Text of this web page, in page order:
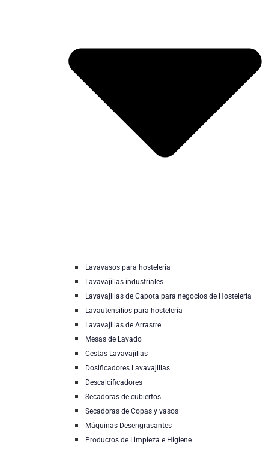
Lavavasos para hostelería
Lavavajillas industriales
Lavavajillas de Capota para negocios de Hostelería
Lavautensilios para hostelería
Lavavajillas de Arrastre
Mesas de Lavado
Cestas Lavavajillas
Dosificadores Lavavajillas
Descalcificadores
Secadoras de cubiertos
Secadoras de Copas y vasos
Máquinas Desengrasantes
Productos de Limpieza e Higiene